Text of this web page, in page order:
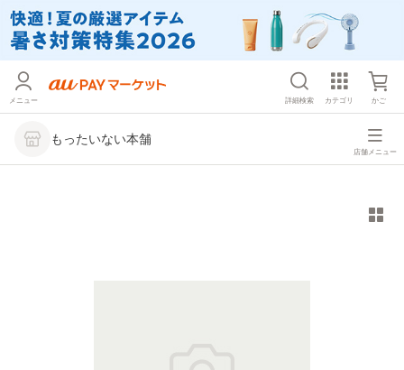
メニュー 詳細検索 カテゴリ かご
もったいない本舗
店舗メニュー